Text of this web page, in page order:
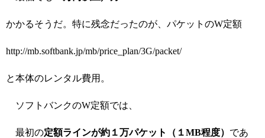
かかるそうだ。特に残念だったのが、パケットのW定額
http://mb.softbank.jp/mb/price_plan/3G/packet/
と本体のレンタル費用。
ソフトバンクのW定額では、
最初の定額ラインが約１万パケット（１MB程度） であ